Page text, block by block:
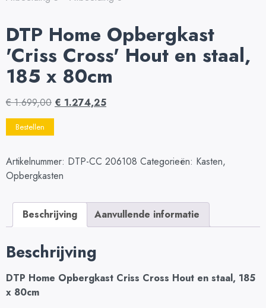
DTP Home Opbergkast
'Criss Cross' Hout en staal,
185 x 80cm
€1.699,00 € 1.274,25
Bestellen
Artikelnummer: DTP-CC 206108 Categorieën: Kasten,
Opbergkasten
Beschrijving Aanvullende informatie
Beschrijving
DTP Home Opbergkast Criss Cross Hout en staal, 185
x 80cm